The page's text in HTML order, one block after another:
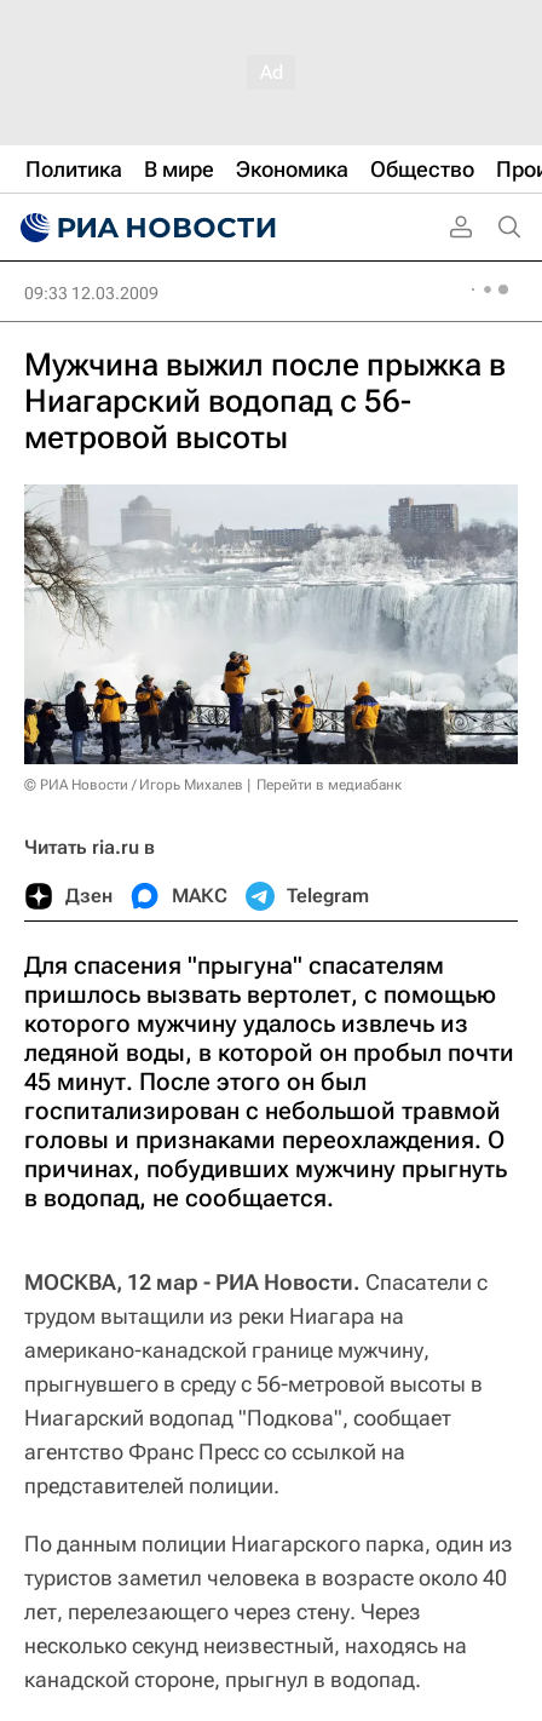
Политика В мире Экономика Общество
09:33 12.03.2009
Мужчина выжил после прыжка в
Ниагарский водопад с 56-
метровой высоты
© РИА Новости / Игорь Михалев Перейти в медиабанк
Читать ria.ru в
Дзен МАКС Telegram
Для спасения "прыгуна" спасателям
пришлось вызвать вертолет, с помощью
которого мужчину удалось извлечь из
ледяной воды, в которой он пробыл почти
45 минут. После этого он был
госпитализирован с небольшой травмой
головы и признаками переохлаждения. О
причинах, побудивших мужчину прыгнуть
в водопад, не сообщается.
МОСКВА, 12 мар - РИА Новости. Спасатели с
трудом вытащили из реки Ниагара на
американо-канадской границе мужчину,
прыгнувшего в среду с 56-метровой высоты в
Ниагарский водопад "Подкова", сообщает
агентство Франс Пресс со ссылкой на
представителей полиции.
По данным полиции Ниагарского парка, один из
туристов заметил человека в возрасте около 40
лет, перелезающего через стену. Через
несколько секунд неизвестный, находясь на
канадской стороне, прыгнул в водопад.